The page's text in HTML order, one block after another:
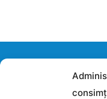
Contacteaza-ne
Daca ai vreo